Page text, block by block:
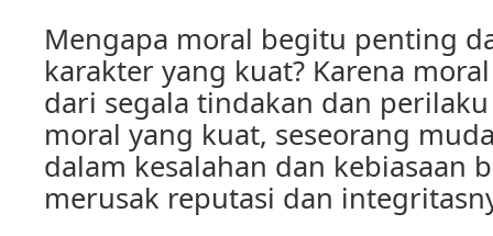
Mengapa moral begitu penting
karakter yang kuat? Karena
dari segala tindakan dan perilaku
moral yang kuat, seseorang
dalam kesalahan dan kebiasaan
merusak reputasi dan